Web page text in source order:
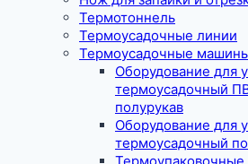
Термотоннель
Термоусадочные линии
Термоусадочные
Оборудование для
термоусадочный
полурукав
Оборудование для
термоусадочный